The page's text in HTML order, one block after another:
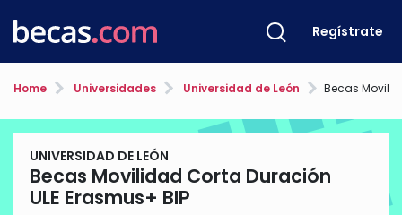
Regístrate
Home Universidades Universidad de León Becas Movilidad
UNIVERSIDAD DE LEÓN
Becas Movilidad Corta Duración
ULE Erasmus+ BIP